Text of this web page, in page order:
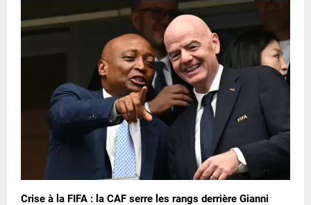
Crise à la FIFA : la CAF serre les rangs derrière Gianni